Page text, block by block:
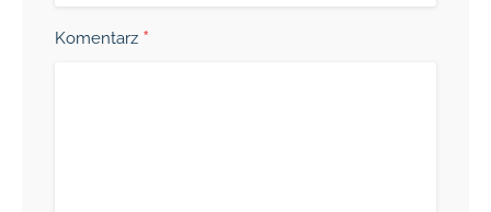
Komentarz *